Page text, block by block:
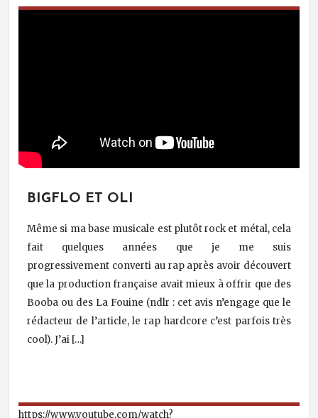
BIGFLO ET OLI
Même si ma base musicale est plutôt rock et métal, cela
fait quelques années que je me suis
progressivement converti au rap après avoir découvert
que la production française avait mieux à offrir que des
Booba ou des La Fouine (ndlr : cet avis n’engage que le
rédacteur de l’article, le rap hardcore c’est parfois très
cool). J’ai […]
https://www.youtube.com/watch?